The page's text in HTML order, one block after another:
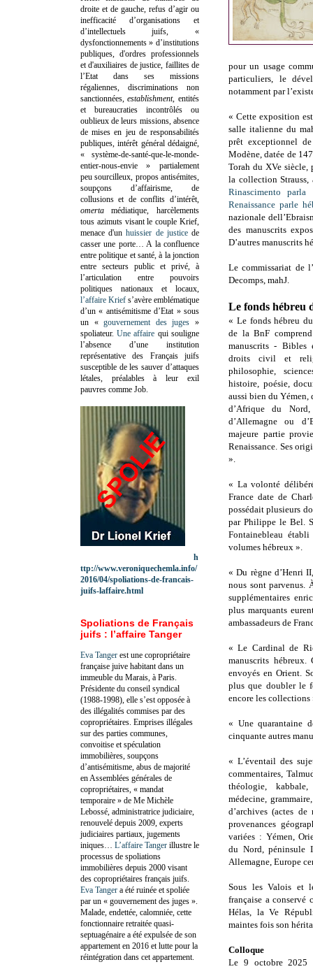
pour un usage
particuliers, le
notamment par
« Cette exposition
salle italienne du
prêt exceptionnel
Modène, datée de
Torah du XVe siècle,
la collection
Rinascimento parla
Renaissance parle
nazionale
des manuscrits
D’autres manuscrits
Le commissariat de
Decomps, mahJ.
Le fonds hébreu
« Le fonds hébreu
de la BnF
manuscrits - Bibles
droits civil et
philosophie,
histoire, poésie,
aussi bien du Yémen,
d’Afrique du Nord,
d’Allemagne ou
majeure partie
Renaissance. Ses
».
« La volonté
France date de
possédait plusieurs
par Philippe le Bel.
Fontainebleau
volumes hébreux ».
« Du règne d’Henri
nous sont parvenus.
supplémentaires
plus marquants
ambassadeurs de
« Le Cardinal de
manuscrits
envoyés en Orient.
plus que doubler le
encore les
« Une quarantaine
cinquante autres
« L’éventail des
commentaires,
théologie,
médecine,
d’archives (actes
provenances
variées : Yémen,
du Nord, péninsule
Allemagne, Europe
Sous les Valois et
française a conservé
Hélas, la Ve
maintes fois son
Colloque
Le 9 octobre
droite et de gauche, refus d’agir ou
inefficacité d’organisations et
d’intellectuels juifs, «
dysfonctionnements » d’institutions
publiques, d'ordres professionnels
et d'auxiliaires de justice, faillites de
l’Etat dans ses missions
régaliennes, discriminations non
sanctionnées,establishment, entités
et bureaucraties incontrôlés ou
oublieux de leurs missions, absence
de mises en jeu de responsabilités
publiques, intérêt général dédaigné,
« système-de-santé-que-le-monde-
entier-nous-envie » partialement
peu sourcilleux, propos antisémites,
soupçons d’affairisme, de
collusions et de conflits d’intérêt,
omertamédiatique, harcèlements
tous azimuts visant le couple Krief,
menace d'unhuissier de justicede
casser une porte… A la confluence
entre politique et santé, à la jonction
entre secteurs public et privé, à
l’articulation entre pouvoirs
politiques nationaux et locaux,
l’affaire Krief s’avère emblématique
d’un « antisémitisme d’Etat » sous
un «gouvernement des juges »
spoliateur.Une affaire qui souligne
l’absence d’une institution
représentative des Français juifs
susceptible de les sauver d’attaques
létales, préalables à leur exil
pauvres comme Job.
h
ttp://www.veroniquechemla.info/
2016/04/spoliations-de-francais-
juifs-laffaire.html
Spoliations de Français
juifs : l’affaire Tanger
Eva Tanger est une copropriétaire
française juive habitant dans un
immeuble du Marais, à Paris.
Présidente du conseil syndical
(1988-1998), elle s’est opposée à
des illégalités commises par des
copropriétaires. Emprises illégales
sur des parties communes,
convoitise et spéculation
immobilières, soupçons
d’antisémitisme, abus de majorité
en Assemblées générales de
copropriétaires, « mandat
temporaire » de Me Michèle
Lebossé, administratrice judiciaire,
renouvelé depuis 2009, experts
judiciaires partiaux, jugements
iniques… L’affaire Tanger illustre le
processus de spoliations
immobilières depuis 2000 visant
des copropriétaires français juifs.
Eva Tanger a été ruinée et spoliée
par un « gouvernement des juges ».
Malade, endettée, calomniée, cette
fonctionnaire retraitée quasi-
septuagénaire a été expulsée de son
appartement en 2016 et lutte pour la
réintégration dans cet appartement.